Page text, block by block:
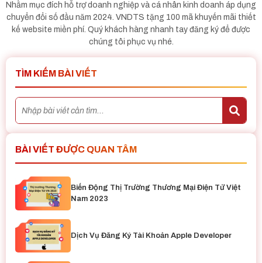
Nhằm mục đích hỗ trợ doanh nghiệp và cá nhân kinh doanh áp dụng
chuyển đổi số đầu năm 2024. VNDTS tặng 100 mã khuyến mãi thiết
kế website miền phí. Quý khách hàng nhanh tay đăng ký để được
chúng tôi phục vụ nhé.
TÌM KIẾM BÀI VIẾT
BÀI VIẾT ĐƯỢC QUAN TÂM
Biến Động Thị Trường Thương Mại Điện Tử Việt
Nam 2023
Dịch Vụ Đăng Ký Tài Khoản Apple Developer